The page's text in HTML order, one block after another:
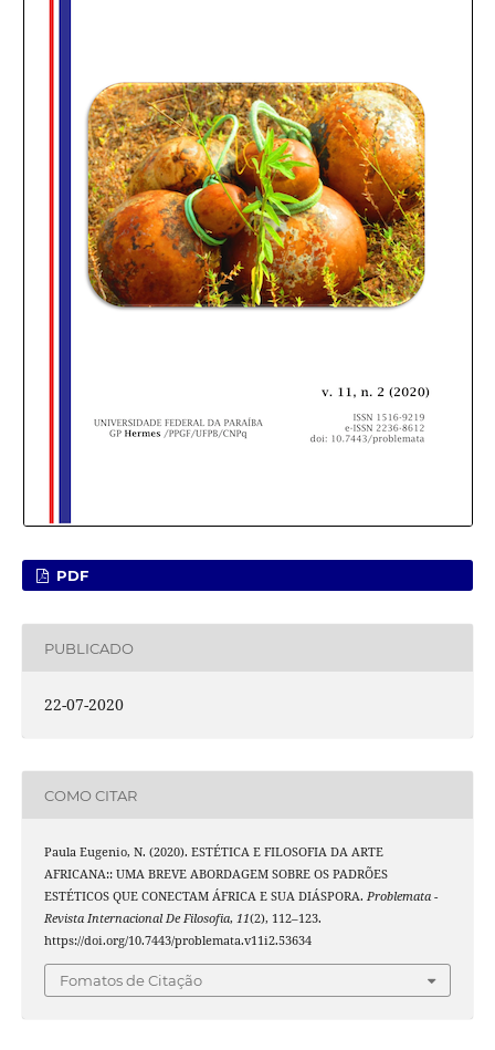
PDF
PUBLICADO
22-07-2020
COMO CITAR
Paula Eugenio, N. (2020). ESTÉTICA E FILOSOFIA DA ARTE
AFRICANA:: UMA BREVE ABORDAGEM SOBRE OS PADRÕES
ESTÉTICOS QUE CONECTAM ÁFRICA E SUA DIÁSPORA. Problemata -
Revista Internacional De Filosofia, 11(2), 112–123.
https://doi.org/10.7443/problemata.v11i2.53634
Fomatos de Citação